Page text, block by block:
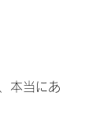
本当にあ